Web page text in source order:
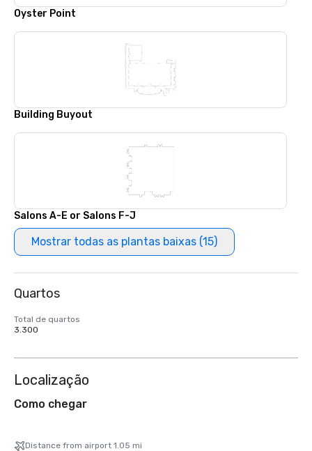
Oyster Point
Building Buyout
Salons A-E or Salons F-J
Mostrar todas as plantas baixas (15)
Quartos
Total de quartos
3.300
Localização
Como chegar
Distance from airport 1.05 mi